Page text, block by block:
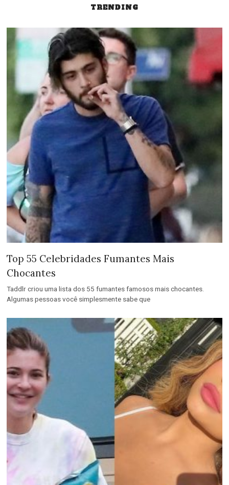
TRENDING
Top 55 Celebridades Fumantes Mais
Chocantes
Taddlr criou uma lista dos 55 fumantes famosos mais chocantes.
Algumas pessoas você simplesmente sabe que